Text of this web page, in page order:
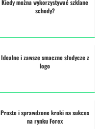
Kiedy można wykorzystywać szklane
schody?
Idealne i zawsze smaczne słodycze z
logo
Proste i sprawdzone kroki na sukces
na rynku Forex